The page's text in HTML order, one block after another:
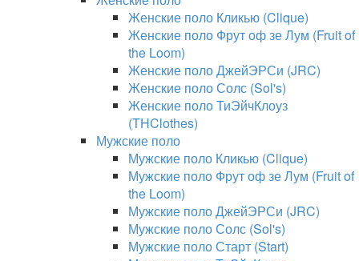
Женские поло Кликью (Clique)
Женские поло Фрут оф зе Лум (Fruit of
the Loom)
Женские поло ДжейЭРСи (JRC)
Женские поло Солс (Sol's)
Женские поло ТиЭйчКлоуз
(THClothes)
Мужские поло
Мужские поло Кликью (Clique)
Мужские поло Фрут оф зе Лум (Fruit of
the Loom)
Мужские поло ДжейЭРСи (JRC)
Мужские поло Солс (Sol's)
Мужские поло Старт (Start)